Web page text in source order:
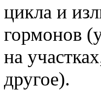
цикла и
гормонов
на
другое).